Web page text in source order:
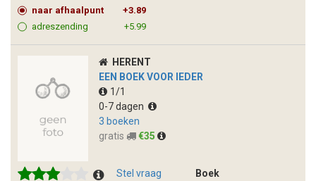
naar afhaalpunt
+3.89
adreszending
+5.99
HERENT
EEN BOEK VOOR IEDER
1/1
0-7 dagen
3 boeken
gratis
€35
Stel vraag
Boek